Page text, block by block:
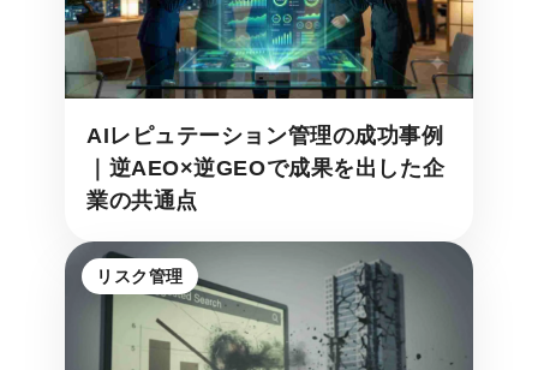
AIレピュテーション管理の成功事例
｜逆AEO×逆GEOで成果を出した企
業の共通点
リスク管理